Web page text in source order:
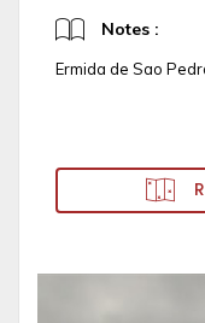
Notes :
Ermida de Sao